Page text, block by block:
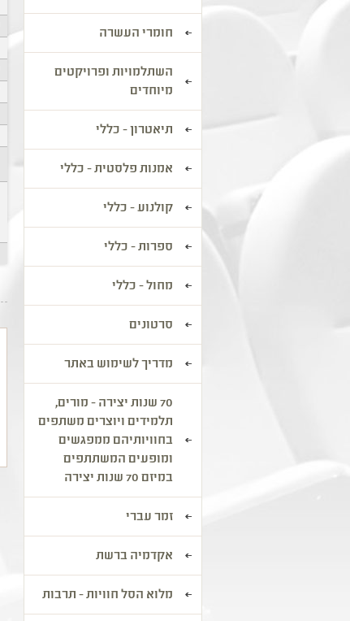
חומרי העשרה
השתלמויות ופרויקטים
מיוחדים
תיאטרון - כללי
אמנות פלסטית - כללי
קולנוע - כללי
ספרות - כללי
מחול - כללי
סרטונים
מדריך לשימוש באתר
70 שנות יצירה - מורים,
תלמידים ויוצרים משתפים
בחוויותיהם ממפגשים
ומופעים המשתתפים
במיזם 70 שנות יצירה
זמר עברי
אקדמיה ברשת
מלוא הסל חוויות - תרבות